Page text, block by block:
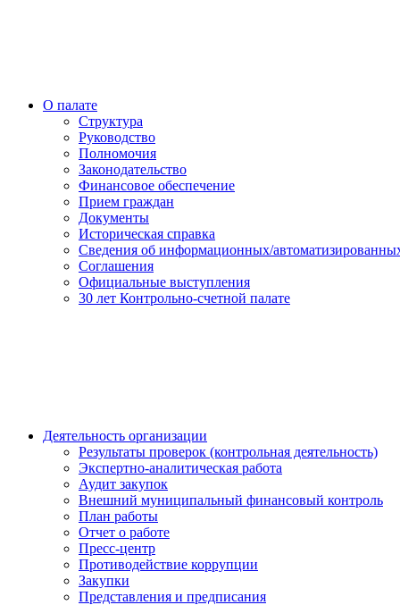
О палате
Структура
Руководство
Полномочия
Законодательство
Финансовое обеспечение
Прием граждан
Документы
Историческая справка
Сведения об информационных/
Соглашения
Официальные выступления
30 лет Контрольно-счетной палате
Деятельность организации
Результаты проверок (контрольная деятельность)
Экспертно-аналитическая работа
Аудит закупок
Внешний муниципальный финансовый контроль
План работы
Отчет о работе
Пресс-центр
Противодействие коррупции
Закупки
Представления и предписания